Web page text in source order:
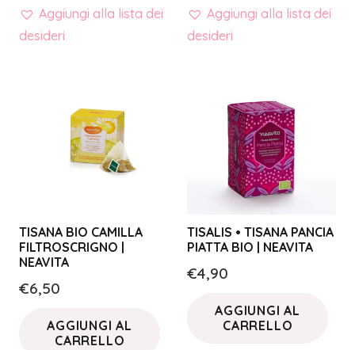
Aggiungi alla lista dei
desideri
Aggiungi alla lista dei
desideri
TISANA BIO CAMILLA
FILTROSCRIGNO |
NEAVITA
€6,50
AGGIUNGI AL
CARRELLO
TISALIS • TISANA PANCIA
PIATTA BIO | NEAVITA
€4,90
AGGIUNGI AL
CARRELLO